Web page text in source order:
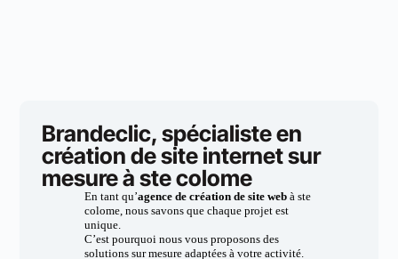
Brandeclic, spécialiste en
création de site internet sur
mesure à ste colome
En tant qu’agence de création de site webà ste
colome, nous savons que chaque projet est
unique.
C’est pourquoi nous vous proposons des
solutions sur mesure adaptées à votre activité.